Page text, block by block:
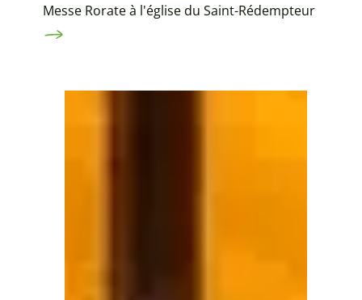
Messe Rorate à l'église du Saint-Rédempteur